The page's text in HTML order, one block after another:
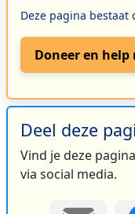
Deze pagina
Doneer en help
Deel deze
Vind je deze
via social media.